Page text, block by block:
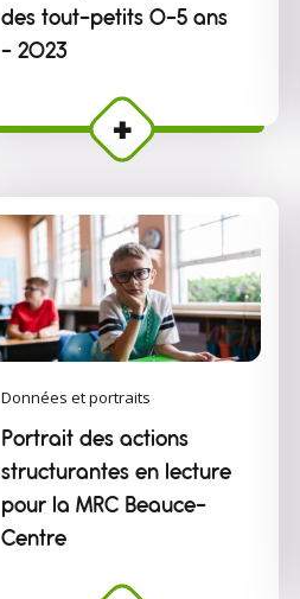
des tout-petits 0-5 ans
- 2023
Données et portraits
Portrait des actions
structurantes en lecture
pour la MRC Beauce-
Centre